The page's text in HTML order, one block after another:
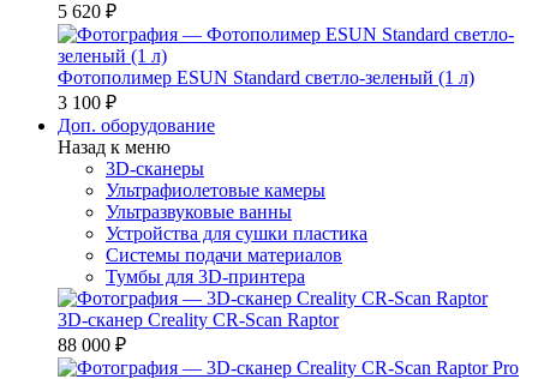
5 620 ₽
Фотополимер ESUN Standard светло-зеленый (1 л)
3 100 ₽
Доп. оборудование
Назад к меню
3D-сканеры
Ультрафиолетовые камеры
Ультразвуковые ванны
Устройства для сушки пластика
Системы подачи материалов
Тумбы для 3D-принтера
3D-сканер Creality CR-Scan Raptor
88 000 ₽